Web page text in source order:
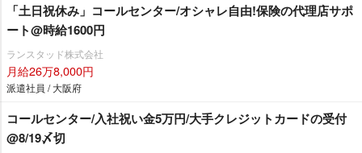
「土日祝休み」コールセンター/オシャレ自由!保険の代理店サポ
ート@時給1600円
ランスタッド株式会社
月給26万8,000円
派遣社員 / 大阪府
コールセンター/入社祝い金5万円/大手クレジットカードの受付
@8/19〆切